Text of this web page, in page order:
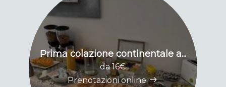
Prima colazione continentale a...
da 16€
Prenotazioni online